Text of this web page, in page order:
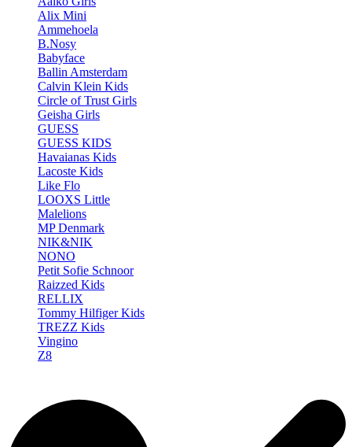
Alix Mini
Ammehoela
B.Nosy
Babyface
Ballin Amsterdam
Calvin Klein Kids
Circle of Trust Girls
Geisha Girls
GUESS
GUESS KIDS
Havaianas Kids
Lacoste Kids
Like Flo
LOOXS Little
Malelions
MP Denmark
NIK&NIK
NONO
Petit Sofie Schnoor
Raizzed Kids
RELLIX
Tommy Hilfiger Kids
TREZZ Kids
Vingino
Z8